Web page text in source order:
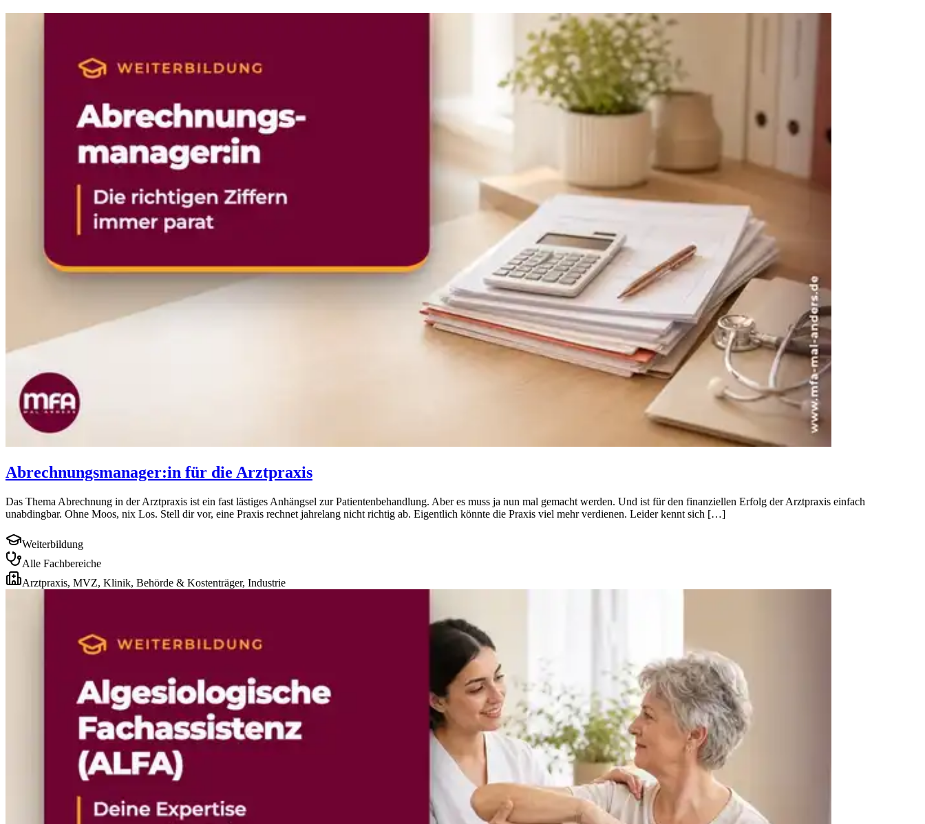
Abrechnungsmanager:in für die Arztpraxis
Das Thema Abrechnung in der Arztpraxis ist ein fast lästiges Anhängsel zur Patientenbehandlung. Aber es muss ja nun mal gemacht werden. Und ist für den finanziellen Erfolg der Arztpraxis einfach
unabdingbar. Ohne Moos, nix Los. Stell dir vor, eine Praxis rechnet jahrelang nicht richtig ab. Eigentlich könnte die Praxis viel mehr verdienen. Leider kennt sich […]
Weiterbildung
Alle Fachbereiche
Arztpraxis, MVZ, Klinik, Behörde & Kostenträger, Industrie